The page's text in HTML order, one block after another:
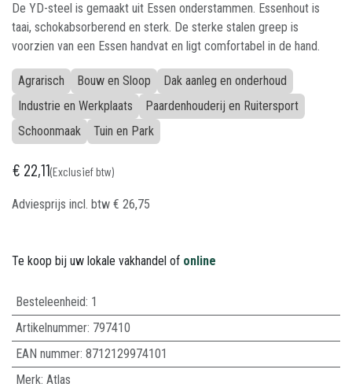
De YD-steel is gemaakt uit Essen onderstammen. Essenhout is
taai, schokabsorberend en sterk. De sterke stalen greep is
voorzien van een Essen handvat en ligt comfortabel in de hand.
Agrarisch Bouw en Sloop
Dak aanleg en onderhoud
Industrie en Werkplaats
Paardenhouderij en Ruitersport
Schoonmaak
Tuin en Park
€ 22,11(Exclusief btw)
Adviesprijs incl. btw € 26,75
Te koop bij uw lokale vakhandel of online
Besteleenheid: 1
Artikelnummer: 797410
EAN nummer: 8712129974101
Merk: Atlas